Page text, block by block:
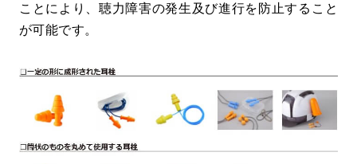
ことにより、聴力障害の発生及び進行を防止すること
が可能です。